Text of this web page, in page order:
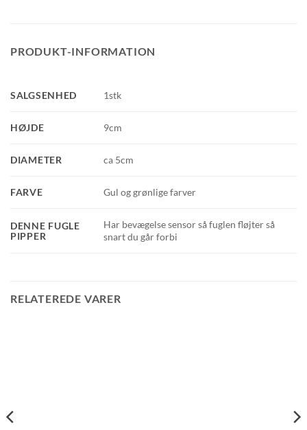
PRODUKT-INFORMATION
SALGSENHED 1stk
HØJDE 9cm
DIAMETER ca 5cm
FARVE Gul og grønlige farver
DENNE FUGLE
PIPPER
Har bevægelse sensor så fuglen fløjter så
snart du går forbi
RELATEREDE VARER